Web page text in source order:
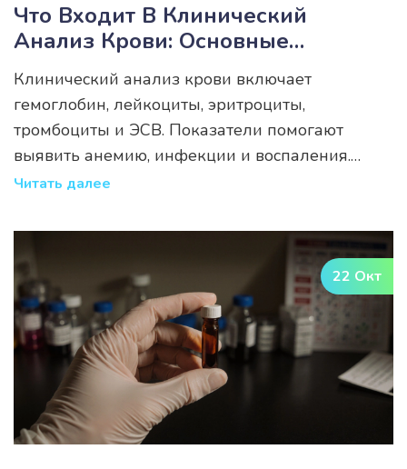
Что Входит В Клинический
Анализ Крови: Основные
Показатели И Их Значение
Клинический анализ крови включает
гемоглобин, лейкоциты, эритроциты,
тромбоциты и ЭСВ. Показатели помогают
выявить анемию, инфекции и воспаления.
Важно сдавать анализ натощак и
Читать далее
22 Окт